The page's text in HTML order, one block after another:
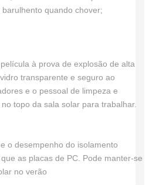
quando chover;
à prova de explosão de alta
transparente e seguro ao
e o pessoal de limpeza e
topo da sala solar para trabalhar.
o desempenho do isolamento
as placas de PC. Pode manter-se
no verão